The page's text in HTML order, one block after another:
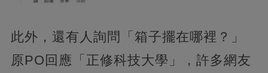
此外，還有人詢問「箱子擺在哪裡？」
原PO回應「正修科技大學」，許多網友